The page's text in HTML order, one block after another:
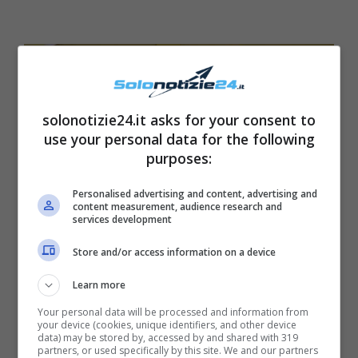
Fonte: web
“Dice delle cose che mi fanno senso”, ha
solonotizie24.it asks for your consent to
use your personal data for the following
purposes:
Personalised advertising and content, advertising and
content measurement, audience research and
services development
Store and/or access information on a device
Learn more
Your personal data will be processed and information from
your device (cookies, unique identifiers, and other device
data) may be stored by, accessed by and shared with 319
partners, or used specifically by this site. We and our partners